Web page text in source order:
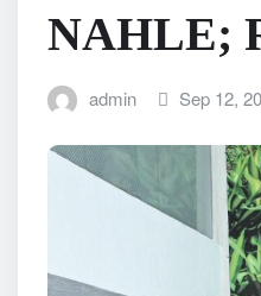
NAHLE;
admin Sep 12,